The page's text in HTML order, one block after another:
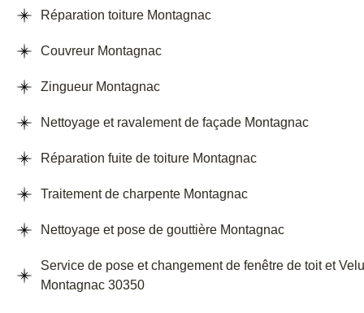
Réparation toiture Montagnac
Couvreur Montagnac
Zingueur Montagnac
Nettoyage et ravalement de façade Montagnac
Réparation fuite de toiture Montagnac
Traitement de charpente Montagnac
Nettoyage et pose de gouttière Montagnac
Service de pose et changement de fenêtre de toit et
Montagnac 30350